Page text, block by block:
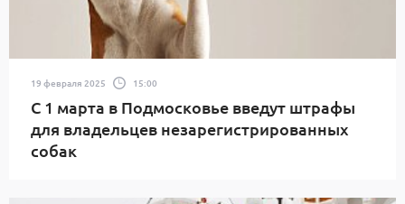
19 февраля 2025 15:00
С 1 марта в Подмосковье введут штрафы
для владельцев незарегистрированных
собак